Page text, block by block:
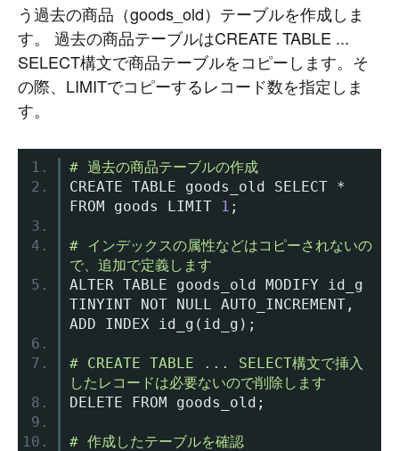
#Atom #Other
#Command Line AWS #BIND
Other
Bl og
#Music #Science
う過去の商品（goods_old）テーブルを作成しま
す。 過去の商品テーブルはCREATE TABLE ...
SELECT構文で商品テーブルをコピーします。そ
の際、LIMITでコピーするレコード数を指定しま
す。
# 過去の商品テーブルの作成
CREATE TABLE goods_old SELECT *
FROM goods LIMIT
1 ;
# インデックスの属性などはコピーされないの
で、追加で定義します
ALTER TABLE goods_old MODIFY id_g
TINYINT NOT NULL AUTO_INCREMENT ,
ADD INDEX id_g ( id_g );
# CREATE TABLE ... SELECT構文で挿入
したレコードは必要ないので削除します
DELETE FROM goods_old ;
# 作成したテーブルを確認